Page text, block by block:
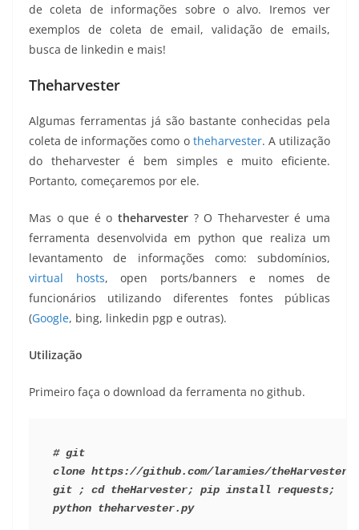
de coleta de informações sobre o alvo. Iremos ver
exemplos de coleta de email, validação de emails,
busca de linkedin e mais!
Theharvester
Algumas ferramentas já são bastante conhecidas pela
coleta de informações como o theharvester. A utilização
do theharvester é bem simples e muito eficiente.
Portanto, começaremos por ele.
Mas o que é o theharvester ? O Theharvester é uma
ferramenta desenvolvida em python que realiza um
levantamento de informações como: subdomínios,
virtual hosts, open ports/banners e nomes de
funcionários utilizando diferentes fontes públicas
(Google, bing, linkedin pgp e outras).
Utilização
Primeiro faça o download da ferramenta no github.
# git
clone https://github.com/laramies/theHarvester.
git ; cd theHarvester; pip install requests;
python theharvester.py